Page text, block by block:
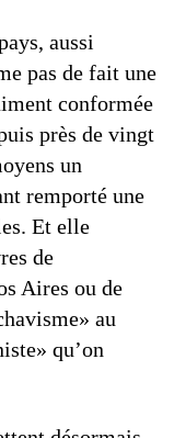
aussi
pas de fait une
conformée
près de vingt
un
remporté une
Et elle
de
Aires ou de
au
qu’on